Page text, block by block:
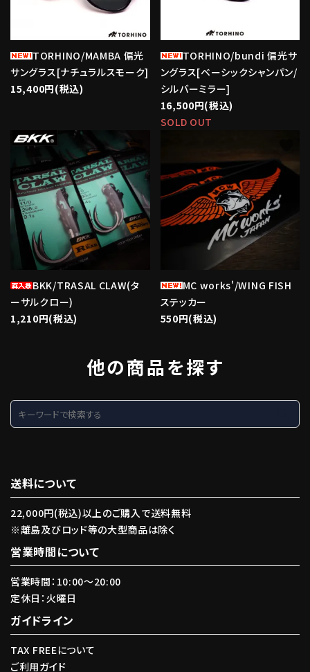
TORHINO/MAMBA 偏光
サングラス[ナチュラルスモーク]
15,400円(税込)
TORHINO/bundi 偏光サ
ングラス[ベーシックシャンパン/
シルバーミラー]
16,500円(税込)
SOLD OUT
BKK/TRASAL CLAW(タ
ーサルクロー)
1,210円(税込)
favorite
MC works'/WING FISH
ステッカー
550円(税込)
他の商品を探す
送料について
22,000円(税込)以上のご購入で送料無料
※離島及びロッド等の大型商品は除く
営業時間について
営業時間：10:00〜20:00
定休日：火曜日
ガイドライン
TAX FREEについて
ご利用ガイド